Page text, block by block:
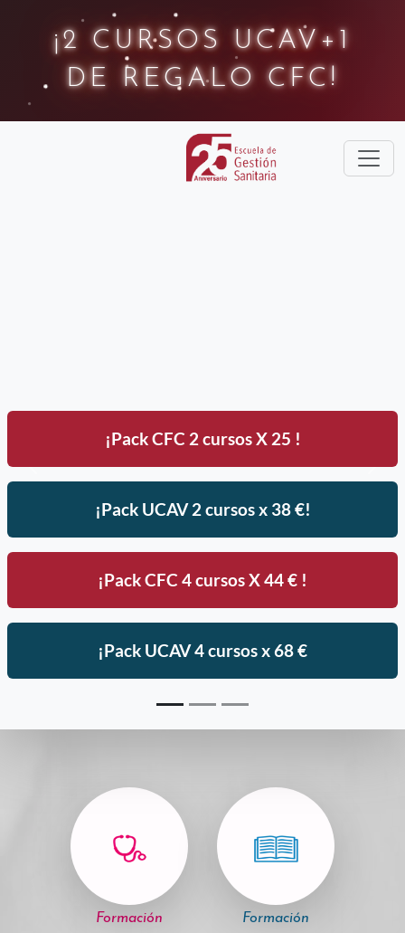
¡2 CURSOS UCAV+1
DE REGALO CFC!
¡Pack CFC 2 cursos X 25 !
¡Pack UCAV 2 cursos x 38 €!
¡Pack CFC 4 cursos X 44 € !
¡Pack UCAV 4 cursos x 68 €
Anterior
Formación
Formación